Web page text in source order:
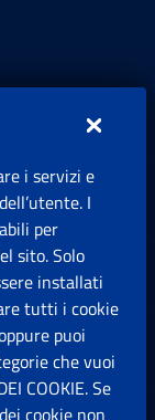
i servizi e
I
per
sito. Solo
installati
tutti i cookie
puoi
che vuoi
COOKIE. Se
cookie non